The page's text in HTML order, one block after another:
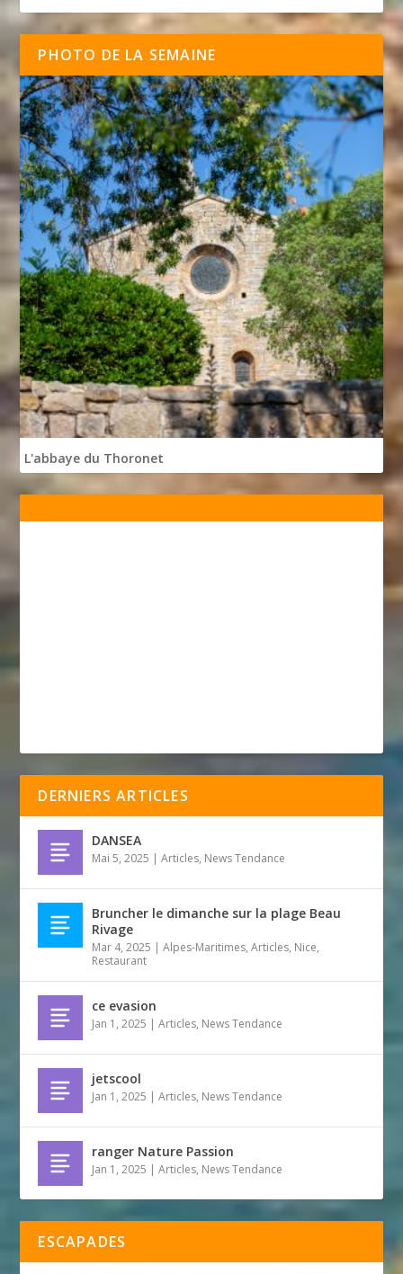
PHOTO DE LA SEMAINE
L'abbaye du Thoronet
DERNIERS ARTICLES
DANSEA
Mai 5, 2025 |Articles, News Tendance
Bruncher le dimanche sur la plage Beau
Rivage
Mar 4, 2025 |Alpes-Maritimes,Articles, Nice,
Restaurant
ce evasion
Jan 1, 2025 |Articles, News Tendance
jetscool
Jan 1, 2025 |Articles, News Tendance
ranger Nature Passion
Jan 1, 2025 |Articles, News Tendance
ESCAPADES